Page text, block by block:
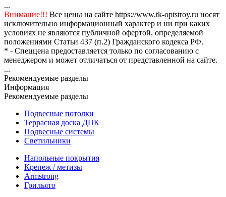
...
Внимание!!! Все цены на сайте https://www.tk-optstroy.ru носят
исключительно информационный характер и ни при каких
условиях не являются публичной офертой, определяемой
положениями Статьи 437 (п.2) Гражданского кодекса РФ.
* - Спеццена предоставляется только по согласованию с
менеджером и может отличаться от представленной на сайте.
...
Рекомендуемые разделы
Информация
Рекомендуемые разделы
Подвесные потолки
Террасная доска ДПК
Подвесные системы
Светильники
Напольные покрытия
Крепеж / метизы
Armstrong
Грильято